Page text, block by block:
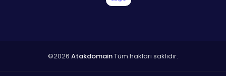
©2026 AtakdomainTüm hakları saklıdır.